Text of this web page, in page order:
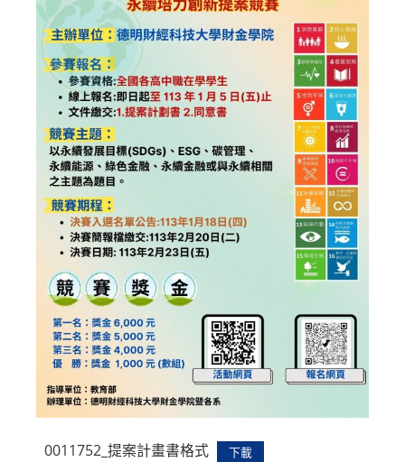
0011752_提案計畫書格式 下載